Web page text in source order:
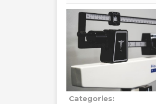
Categories: